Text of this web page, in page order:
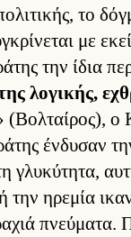
το
με
την ίδια
λογικής,
(Βολ­ταί­ρος),
έν­δυσαν
γλυκύτητα,
την ηρεμία
πνεύ­ματα.